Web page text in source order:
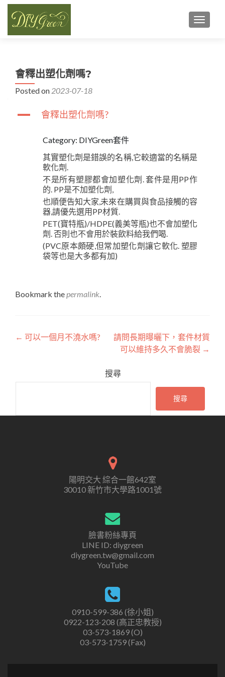
會釋出塑化劑嗎?
Posted on 2023-07-18
A 會釋出塑化劑嗎?
Category: DIYGreen套件
其實塑化劑是錯誤的名稱,它較適當的名稱是
軟化劑.
不是所有塑膠都會加塑化劑. 套件是用PP作
的. PP是不加塑化劑,
也順便告知大家,未來在購買與食品接觸的容
器,請優先選用PP材質.
PET(寶特瓶)/HDPE(義美等瓶)也不會加塑化
劑. 否則也不會用於裝飲料給我們喝.
(PVC原本頗硬,但常加塑化劑讓它軟化. 塑膠
袋等也是大多都有加)
Bookmark thepermalink.
Post
← 可以一個月不澆水嗎?
請問長期曝曬下，套件材質
可以維持多久不會脆裂 →
搜尋
搜尋
陽明交大 綜合一館642室
30010 新竹市大學路1001號
臉書粉絲專頁
LINE ID: diygreen
diygreen.tw@gmail.com
YouTube
0910-599-386 (徐小姐)
0922-123-208 (高正忠教授)
03-573-1869 (O)
03-573-1759 (Fax)